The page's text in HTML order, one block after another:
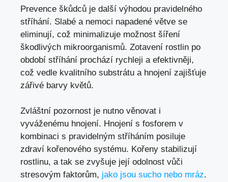
Prevence škůdců je další výhodou pravidelného
stříhání. Slabé a nemoci napadené větve se
eliminují, což minimalizuje možnost šíření
škodlivých mikroorganismů. Zotavení rostlin po
období stříhání prochází rychleji a efektivněji,
což vedle kvalitního substrátu a hnojení zajišťuje
zářivé barvy květů.
Zvláštní pozornost je nutno věnovat i
vyváženému hnojení. Hnojení s fosforem v
kombinaci s pravidelným stříháním posiluje
zdraví kořenového systému. Kořeny stabilizují
rostlinu, a tak se zvyšuje její odolnost vůči
stresovým faktorům, jako jsou sucho nebo mráz.